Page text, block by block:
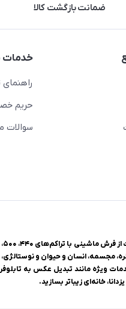
ضمانت بازگشت کالا
خدمات
حریم
سوالات
مجسمه، انسان و حیوان و
ویژه مانند تبدیل عکس به
خانه‌ای زیباتر بسازید.